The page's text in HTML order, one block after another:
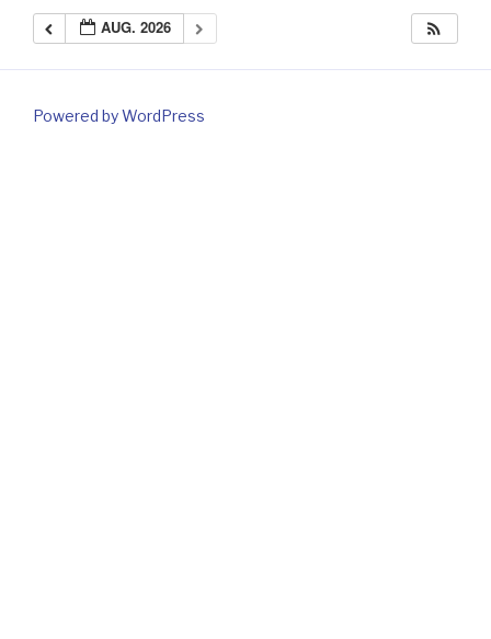
AUG. 2026
Powered by WordPress